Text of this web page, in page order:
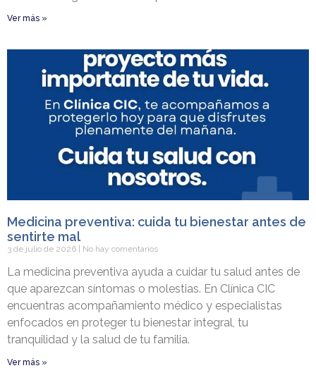
Ver más »
Medicina preventiva: cuida tu bienestar antes de
sentirte mal
3 de julio de 2026 No hay comentarios
La medicina preventiva ayuda a cuidar tu salud antes de
que aparezcan síntomas o molestias. En Clínica CIC
encuentras acompañamiento médico y especialistas
enfocados en proteger tu bienestar integral, tu
tranquilidad y la salud de tu familia.
Ver más »